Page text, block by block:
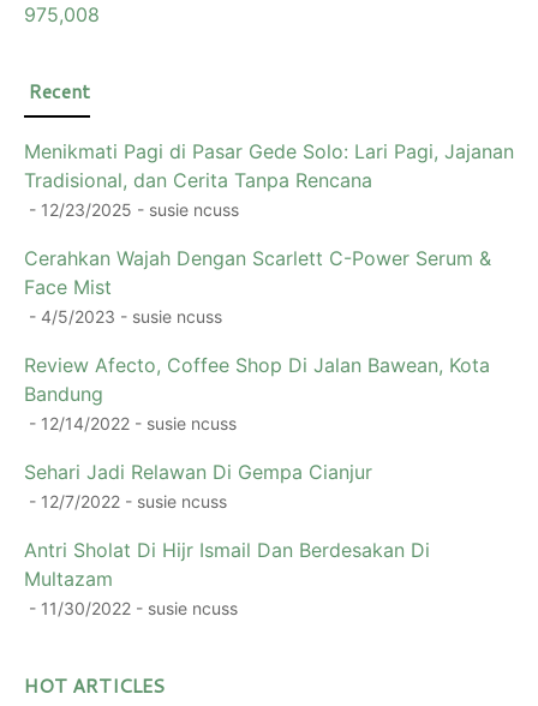
975,008
Recent
Menikmati Pagi di Pasar Gede Solo: Lari Pagi, Jajanan
Tradisional, dan Cerita Tanpa Rencana
- 12/23/2025 - susie ncuss
Cerahkan Wajah Dengan Scarlett C-Power Serum &
Face Mist
- 4/5/2023 - susie ncuss
Review Afecto, Coffee Shop Di Jalan Bawean, Kota
Bandung
- 12/14/2022 - susie ncuss
Sehari Jadi Relawan Di Gempa Cianjur
- 12/7/2022 - susie ncuss
Antri Sholat Di Hijr Ismail Dan Berdesakan Di
Multazam
- 11/30/2022 - susie ncuss
HOT ARTICLES